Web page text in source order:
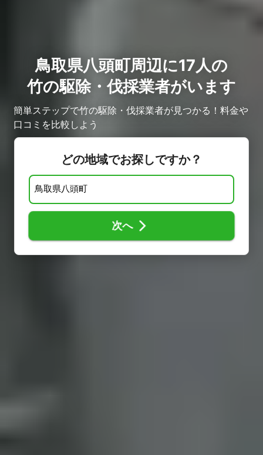
鳥取県八頭町周辺に17人の
竹の駆除・伐採業者がいます
簡単ステップで竹の駆除・伐採業者が見つかる！料金や
口コミを比較しよう
どの地域でお探しですか？
次へ